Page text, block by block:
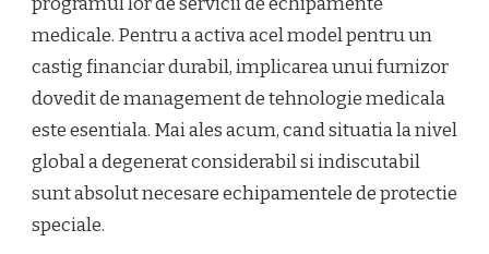
medicale. Pentru a activa acel model pentru un
castig financiar durabil, implicarea unui furnizor
dovedit de management de tehnologie medicala
este esentiala. Mai ales acum, cand situatia la nivel
global a degenerat considerabil si indiscutabil
sunt absolut necesare echipamentele de protectie
speciale.